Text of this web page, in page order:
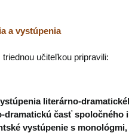
a vystúpenia
učiteľkou pripravili:
literárno-
dramatickú časť spoločného
vystúpenie s